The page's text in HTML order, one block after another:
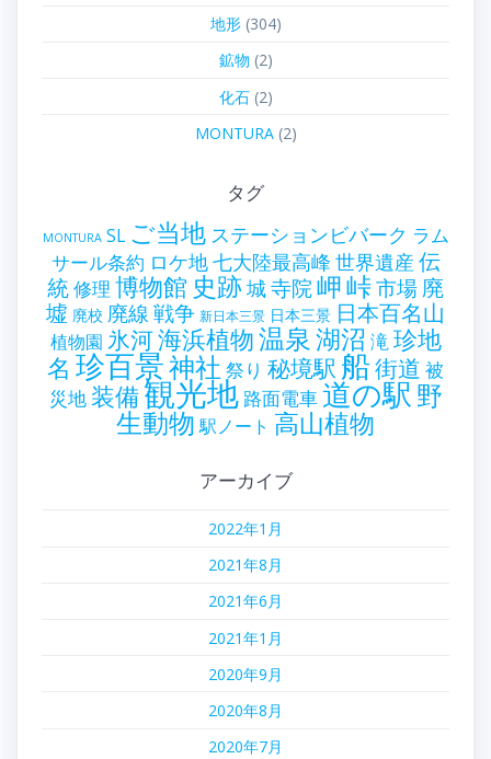
地形(304)
鉱物 (2)
化石(2)
MONTURA(2)
タグ
MONTURA SL ご当地 ステーションビバーク ラム
サール条約 ロケ地七大陸最高峰 世界遺産 伝
統修理 博物館 史跡城寺院岬峠市場廃
墟 廃校 廃線戦争 新日本三景 日本三景 日本百名山
植物園 氷河海浜植物温泉湖沼 滝珍地
名 珍百景神社 祭り 秘境駅 船街道 被
災地装備観光地 路面電車道の駅野
生動物 駅ノート 高山植物
アーカイブ
2022年1月
2021年8月
2021年6月
2021年1月
2020年9月
2020年8月
2020年7月